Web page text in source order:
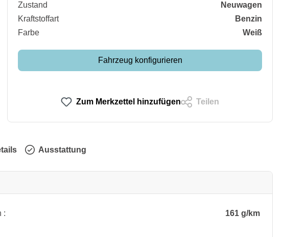
Zustand
Neuwagen
Kraftstoffart
Benzin
Farbe
Weiß
Fahrzeug konfigurieren
Zum Merkzettel hinzufügen Teilen
Ausstattung
:
161 g/km